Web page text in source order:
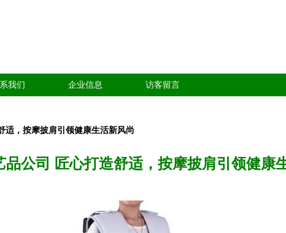
我们 企业信息 访客留言
适，按摩披肩引领健康生活新风尚
品公司 匠心打造舒适，按摩披肩引领健康